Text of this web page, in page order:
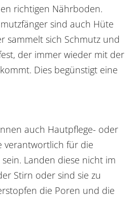
richtigen Nährboden.
sind auch Hüte
sammelt sich Schmutz und
der immer wieder mit der
Dies begünstigt eine
auch Hautpflege- oder
verantwortlich für die
sein. Landen diese nicht im
Stirn oder sind sie zu
die Poren und die